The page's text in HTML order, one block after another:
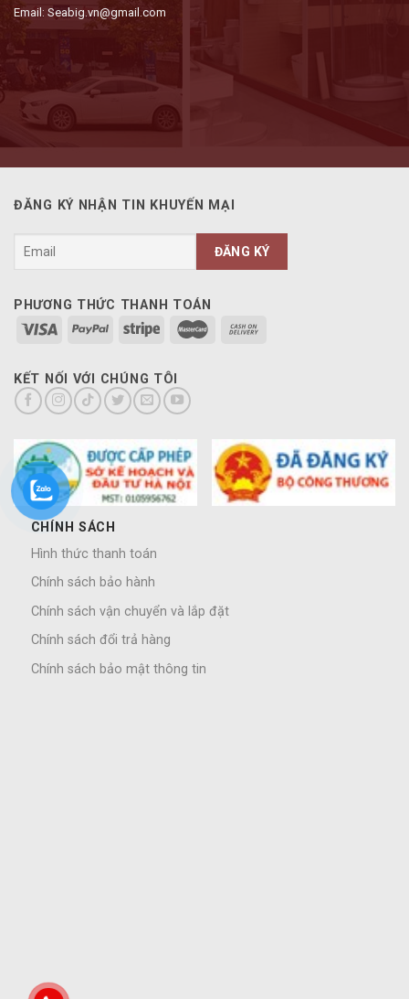
Email: Seabig.vn@gmail.com
ĐĂNG KÝ NHẬN TIN KHUYẾN MẠI
PHƯƠNG THỨC THANH TOÁN
KẾT NỐI VỚI CHÚNG TÔI
CHÍNH SÁCH
Hình thức thanh toán
Chính sách bảo hành
Chính sách vận chuyển và lắp đặt
Chính sách đổi trả hàng
Chính sách bảo mật thông tin